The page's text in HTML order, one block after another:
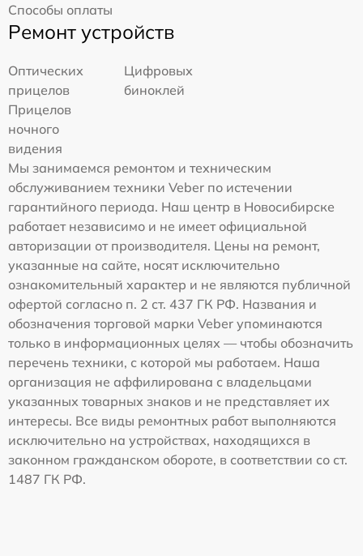
Способы оплаты
Ремонт устройств
Оптических
прицелов
Цифровых
биноклей
Прицелов
ночного
видения
Мы занимаемся ремонтом и техническим
обслуживанием техники Veber по истечении
гарантийного периода. Наш центр в Новосибирске
работает независимо и не имеет официальной
авторизации от производителя. Цены на ремонт,
указанные на сайте, носят исключительно
ознакомительный характер и не являются публичной
офертой согласно п. 2 ст. 437 ГК РФ. Названия и
обозначения торговой марки Veber упоминаются
только в информационных целях — чтобы обозначить
перечень техники, с которой мы работаем. Наша
организация не аффилирована с владельцами
указанных товарных знаков и не представляет их
интересы. Все виды ремонтных работ выполняются
исключительно на устройствах, находящихся в
законном гражданском обороте, в соответствии со ст.
1487 ГК РФ.